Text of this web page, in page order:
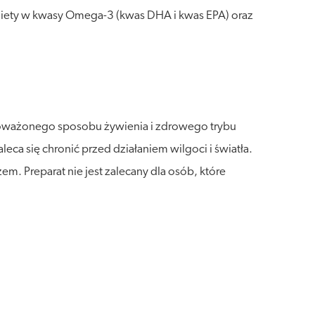
w kwasy Omega-3 (kwas DHA i kwas EPA) oraz
sposobu żywienia i zdrowego trybu
się chronić przed działaniem wilgoci i światła.
Preparat nie jest zalecany dla osób, które